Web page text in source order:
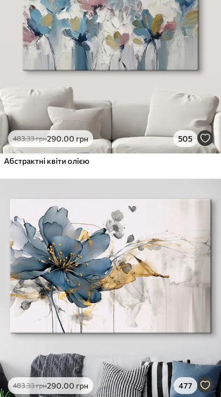
483.33грн290.00грн 505
Абстрактні квіти олією
483.33грн290.00 грн 477